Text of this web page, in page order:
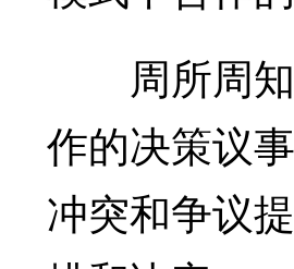
周所周知
作的决策议
冲突和争议